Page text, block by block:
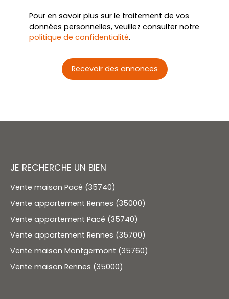
Pour en savoir plus sur le traitement de vos
données personnelles, veuillez consulter notre
politique de confidentialité.
Recevoir des annonces
JE RECHERCHE UN BIEN
Vente maison Pacé (35740)
Vente appartement Rennes (35000)
Vente appartement Pacé (35740)
Vente appartement Rennes (35700)
Vente maison Montgermont (35760)
Vente maison Rennes (35000)